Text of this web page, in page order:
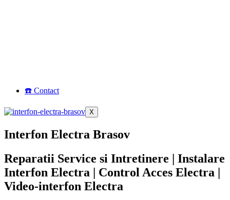
☎️ Contact
X
Interfon Electra Brasov
Reparatii Service si Intretinere | Instalare
Interfon Electra | Control Acces Electra |
Video-interfon Electra